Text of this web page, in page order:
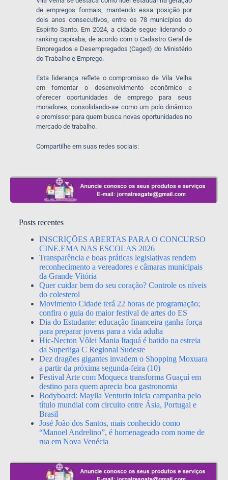
de empregos formais, mantendo essa posição por
dois anos consecutivos, entre os 78 municípios do
Espírito Santo. Em 2024, a cidade segue liderando o
ranking capixaba, de acordo com o Cadastro Geral de
Empregados e Desempregados (Caged) do Ministério
do Trabalho e Emprego.
Esta liderança reflete o compromisso de Vila Velha
em fomentar o desenvolvimento econômico e
oferecer oportunidades de emprego para seus
moradores, consolidando-se como um polo dinâmico
e promissor para quem busca novas oportunidades no
mercado de trabalho.
Compartilhe em suas redes sociais:
Posts recentes
INSCRIÇÕES ABERTAS PARA O CONCURSO
CINE.EMA NAS ESCOLAS 2026
Transparência e boas práticas legislativas rendem
reconhecimento a vereadores e câmaras municipais
da Grande Vitória
Quer cuidar bem do seu coração? Controle os níveis
do colesterol
Movimento Cidade terá 22 horas de programação;
confira o guia do maior festival de artes do ES
Dia do Estudante: educação financeira ganha força
para preparar jovens para a vida adulta
Hic-Necton Vôlei Mania Itaquá é batido na estreia
da Superliga C Regional Sudeste
Dez dragões gigantes invadem o Shopping Moxuara
a partir da próxima segunda-feira (10)
Festival Arte com Moqueca transforma Guaçuí em
destino para quem aprecia boa gastronomia
Bodyboard: Maylla Venturin inicia campanha pelo
título mundial com circuito entre Ásia, Portugal e
Brasil
José João dos Santos, mais conhecido como
“Manoel Andrelino”, é homenageado com nome de
rua em Nova Venécia